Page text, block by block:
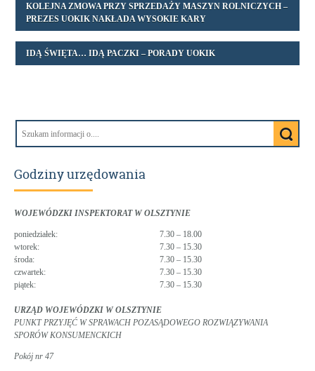
KOLEJNA ZMOWA PRZY SPRZEDAŻY MASZYN ROLNICZYCH –
PREZES UOKIK NAKŁADA WYSOKIE KARY
IDĄ ŚWIĘTA… IDĄ PACZKI – PORADY UOKIK
Godziny urzędowania
WOJEWÓDZKI INSPEKTORAT W OLSZTYNIE
poniedziałek:
7.30 – 18.00
wtorek:
7.30 – 15.30
środa:
7.30 – 15.30
czwartek:
7.30 – 15.30
piątek:
7.30 – 15.30
URZĄD WOJEWÓDZKI W OLSZTYNIE
PUNKT PRZYJĘĆ W SPRAWACH POZASĄDOWEGO ROZWIĄZYWANIA
SPORÓW KONSUMENCKICH
Pokój nr 47